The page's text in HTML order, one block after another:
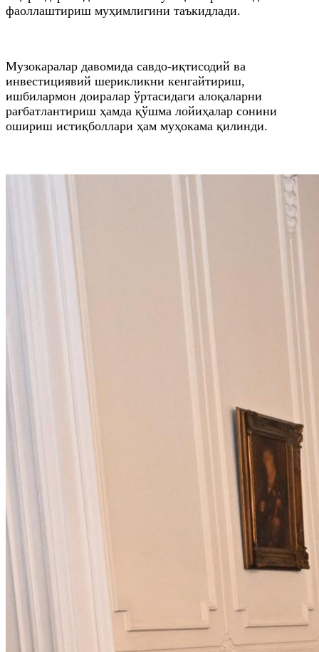
фаоллаштириш муҳимлигини таъкидлади.
Музокаралар давомида савдо-иқтисодий ва
инвестициявий шерикликни кенгайтириш,
ишбилармон доиралар ўртасидаги алоқаларни
рағбатлантириш ҳамда қўшма лойиҳалар сонини
ошириш истиқболлари ҳам муҳокама қилинди.